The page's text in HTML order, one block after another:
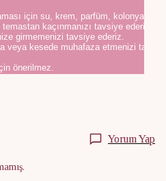
için su, krem, parfüm, kolonya,
kaçınmanızı tavsiye ederiz.
girmemenizi tavsiye ederiz.
veya kesede muhafaza etmenizi
önerilmez.
Yorum Yap